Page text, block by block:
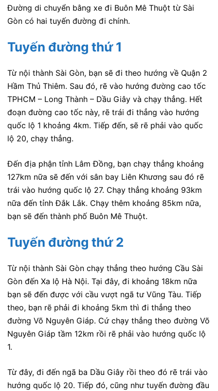
Đường di chuyển bằng xe đi Buôn Mê Thuột từ Sài
Gòn có hai tuyến đường đi chính.
Tuyến đường thứ 1
Từ nội thành Sài Gòn, bạn sẽ đi theo hướng về Quận 2
Hầm Thủ Thiêm. Sau đó, rẽ vào hướng đường cao tốc
TPHCM – Long Thành – Dầu Giây và chạy thẳng. Hết
đoạn đường cao tốc này, rẽ trái đi thẳng vào hướng
quốc lộ 1 khoảng 4km. Tiếp đến, sẽ rẽ phải vào quốc
lộ 20, chạy thẳng.
Đến địa phận tỉnh Lâm Đồng, bạn chạy thẳng khoảng
127km nữa sẽ đến với sân bay Liên Khương sau đó rẽ
trái vào hướng quốc lộ 27. Chạy thẳng khoảng 93km
nữa đến tỉnh Đắk Lắk. Chạy thêm khoảng 85km nữa,
bạn sẽ đến thành phố Buôn Mê Thuột.
Tuyến đường thứ 2
Từ nội thành Sài Gòn chạy thẳng theo hướng Cầu Sài
Gòn đến Xa lộ Hà Nội. Tại đây, đi khoảng 18km nữa
bạn sẽ đến được với cầu vượt ngã tư Vũng Tàu. Tiếp
theo, bạn rẽ phải đi khoảng 5km thì đi thẳng theo
đường Võ Nguyên Giáp. Cứ chạy thẳng theo đường Võ
Nguyên Giáp tầm 12km rồi rẽ phải vào hướng quốc lộ
1.
Từ đây, đi đến ngã ba Dầu Giây rồi theo đó rẽ trái vào
hướng quốc lộ 20. Tiếp đó, cũng như tuyến đường đầu